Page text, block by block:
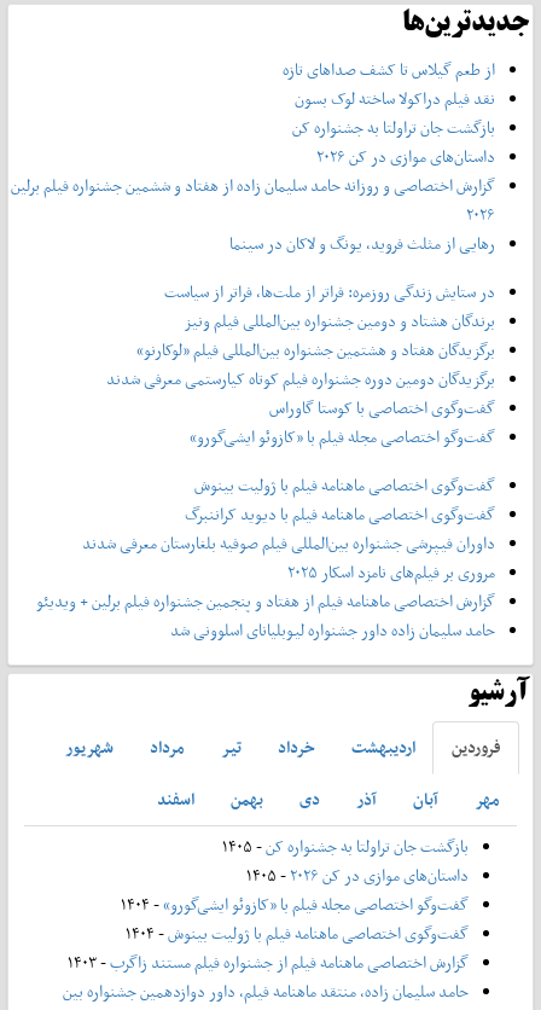
جدیدترین‌ها
از طعم گیلاس تا کشف صداهای تازه
نقد فیلم دراکولا ساخته لوک بسون
بازگشت جان تراولتا به جشنواره کن
داستان‌های موازی در کن ۲۰۲۶
گزارش اختصاصی و روزانه حامد سلیمان زاده از هفتاد و‌ ششمین جشنواره فیلم برلین
۲۰۲۶
رهایی از مثلث فروید، یونگ و لاکان در سینما
در ستایش زندگی روزمره: فراتر از ملت‌ها، فراتر از سیاست
برندگان هشتاد و دومین جشنواره بین‌المللی فیلم ونیز
برگزیدگان هفتاد و هشتمین جشنواره بین‌المللی فیلم «لوکارنو»
برگزیدگان دومین دوره جشنواره فیلم کوتاه کیارستمی معرفی شدند
گفت‌وگوی اختصاصی با کوستا گاوراس
گفت‌وگو اختصاصی مجله فیلم با «کازوئو ایشی‌گورو»
گفت‌وگوی اختصاصی ماهنامه فیلم با ژولیت بینوش
گفت‌وگوی اختصاصی ماهنامه فیلم با دیوید کراننبرگ
داوران فیپرشی جشنواره بین‌المللی فیلم صوفیه بلغارستان معرفی شدند
مروری بر فیلم‌های نامزد اسکار ۲۰۲۵
گزارش اختصاصی ماهنامه فیلم از هفتاد و پنجمین جشنواره فیلم برلین + ویدیئو
حامد سلیمان زاده داور جشنواره لیوبلیانای اسلوونی شد
آرشیو
فروردين ارديبهشت خرداد تير مرداد
شهريور
مهر
آبان آذر دی بهمن
اسفند
بازگشت جان تراولتا به جشنواره کن- ۱۴۰۵
داستان‌های موازی در کن ۲۰۲۶
- ۱۴۰۵
گفت‌وگو اختصاصی مجله فیلم با «کازوئو ایشی‌گورو»- ۱۴۰۴
گفت‌وگوی اختصاصی ماهنامه فیلم با ژولیت بینوش- ۱۴۰۴
گزارش اختصاصی ماهنامه فیلم از جشنواره فیلم مستند زاگرب- ۱۴۰۳
حامد سلیمان زاده، منتقد ماهنامه فیلم، داور دوازدهمین جشنواره بین